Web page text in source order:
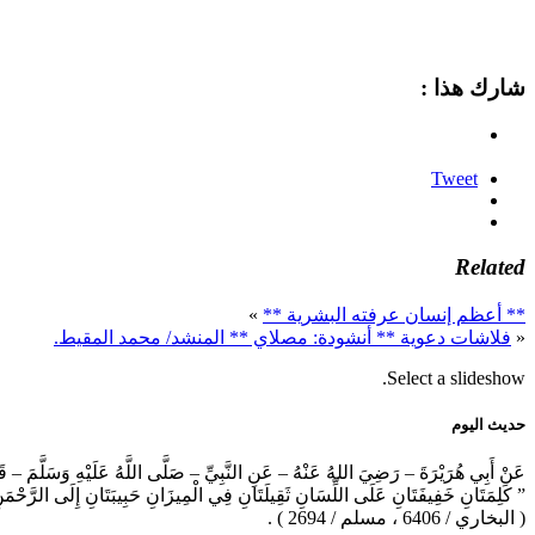
شارك هذا :
Tweet
Related
** أعظم إنسان عرفته البشرية ** »
« فلاشات دعوية ** أنشودة: مصلاي ** المنشد/ محمد المقيط.
Select a slideshow.
حديث اليوم
عَنْ أَبِي هُرَيْرَةَ – رَضِيَ اللهُ عَنْهُ – عَنِ النَّبِيِّ – صَلَّى اللَّهُ عَلَيْهِ وَسَلَّمَ –
” كَلِمَتَانِ خَفِيفَتَانِ عَلَى اللِّسَانِ ثَقِيلَتَانِ فِي الْمِيزَانِ حَبِيبَتَانِ إِلَى
( البخاري / 6406 ، مسلم / 2694 ) .